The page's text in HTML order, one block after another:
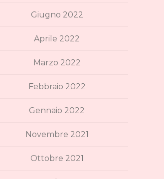
Giugno 2022
Aprile 2022
Marzo 2022
Febbraio 2022
Gennaio 2022
Novembre 2021
Ottobre 2021